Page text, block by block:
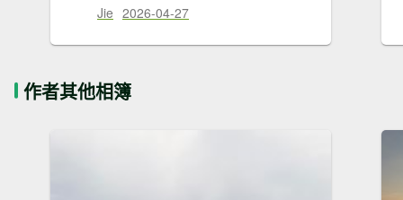
Jie 2026-04-27
作者其他相簿